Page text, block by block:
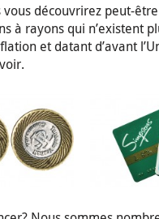
vous découvrirez peut-
à rayons qui n’existent
et datant d’avant